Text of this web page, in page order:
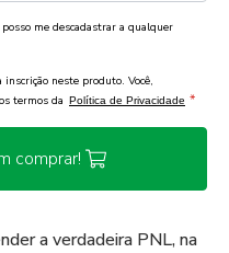
me descadastrar a qualquer
neste produto. Você,
termos da Política de Privacidade *
comprar!
a verdadeira PNL, na